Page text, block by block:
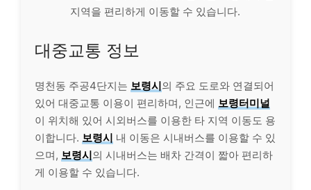
지역을 편리하게 이동할 수 있습니다.
대중교통 정보
명천동 주공4단지는 보령시의 주요 도로와 연결되어
있어 대중교통 이용이 편리하며, 인근에 보령터미널
이 위치해 있어 시외버스를 이용한 타 지역 이동도 용
이합니다. 보령시 내 이동은 시내버스를 이용할 수 있
으며, 보령시의 시내버스는 배차 간격이 짧아 편리하
게 이용할 수 있습니다.